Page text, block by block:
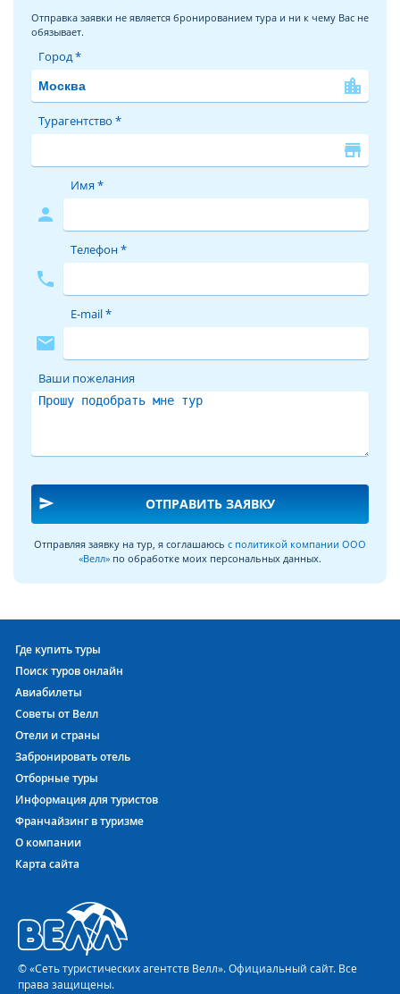
Отправка заявки не является бронированием тура и ни к чему Вас не
обязывает.
Город *
location_city
Турагентство *
store
person
Имя *
phone
Телефон *
mail
E-mail *
Ваши пожелания
send ОТПРАВИТЬ ЗАЯВКУ
Отправляя заявку на тур, я соглашаюсь с политикой компании ООО
«Велл» по обработке моих персональных данных.
Где купить туры
Поиск туров онлайн
Авиабилеты
Советы от Велл
Отели и страны
Забронировать отель
Отборные туры
Информация для туристов
Франчайзинг в туризме
О компании
Карта сайта
© «Сеть туристических агентств Велл». Официальный сайт. Все
права защищены.